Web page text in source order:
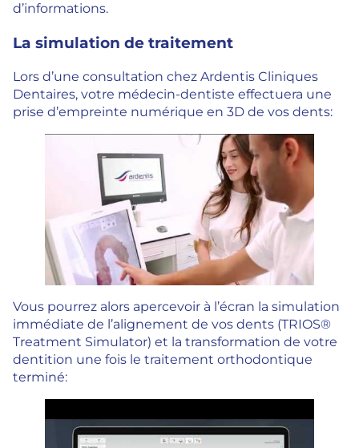
d’informations.
La simulation de traitement
Lors d’une consultation chez Ardentis Cliniques
Dentaires, votre médecin-dentiste effectuera une
prise d’empreinte numérique en 3D de vos dents:
Vous pourrez alors apercevoir à l’écran la simulation
immédiate de l’alignement de vos dents (TRIOS®
Treatment Simulator) et la transformation de votre
dentition une fois le traitement orthodontique
terminé: